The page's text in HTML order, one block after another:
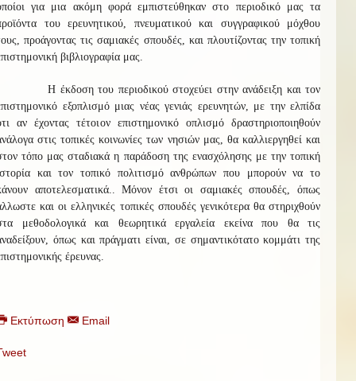
για μια ακόμη φορά εμπιστεύθηκαν στο περιοδικό μας τα
του ερευνητικού, πνευματικού και συγγραφικού μόχθου
προάγοντας τις σαμιακές σπουδές, και πλουτίζοντας την τοπική
βιβλιογραφία μας.
Η έκδοση του περιοδικού στοχεύει στην ανάδειξη και τον
εξοπλισμό μιας νέας γενιάς ερευνητών, με την ελπίδα
αν έχοντας τέτοιον επιστημονικό οπλισμό δραστηριοποιηθούν
στις τοπικές κοινωνίες των νησιών μας, θα καλλιεργηθεί και
τόπο μας σταδιακά η παράδοση της ενασχόλησης με την τοπική
και τον τοπικό πολιτισμό ανθρώπων που μπορούν να το
αποτελεσματικά.. Μόνον έτσι οι σαμιακές σπουδές, όπως
και οι ελληνικές τοπικές σπουδές γενικότερα θα στηριχθούν
μεθοδολογικά και θεωρητικά εργαλεία εκείνα που θα τις
όπως και πράγματι είναι, σε σημαντικότατο κομμάτι της
έρευνας.
Εκτύπωση Email